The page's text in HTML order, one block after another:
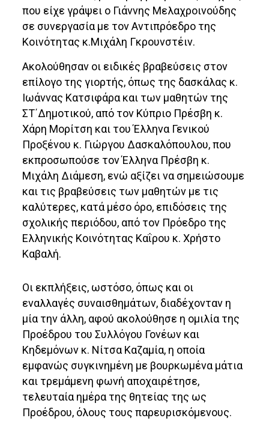
που είχε γράψει ο Γιάννης Μελαχροινούδης
σε συνεργασία με τον Αντιπρόεδρο της
Κοινότητας κ.Μιχάλη Γκρουνστέιν.
Ακολούθησαν οι ειδικές βραβεύσεις στον
επίλογο της γιορτής, όπως της δασκάλας κ.
Ιωάννας Κατσιφάρα και των μαθητών της
ΣΤ΄Δημοτικού, από τον Κύπριο Πρέσβη κ.
Χάρη Μορίτση και του Έλληνα Γενικού
Προξένου κ. Γιώργου Δασκαλόπουλου, που
εκπροσωπούσε τον Έλληνα Πρέσβη κ.
Μιχάλη Διάμεση, ενώ αξίζει να σημειώσουμε
και τις βραβεύσεις των μαθητών με τις
καλύτερες, κατά μέσο όρο, επιδόσεις της
σχολικής περιόδου, από τον Πρόεδρο της
Ελληνικής Κοινότητας Καΐρου κ. Χρήστο
Καβαλή.
Οι εκπλήξεις, ωστόσο, όπως και οι
εναλλαγές συναισθημάτων, διαδέχονταν η
μία την άλλη, αφού ακολούθησε η ομιλία της
Προέδρου του Συλλόγου Γονέων και
Κηδεμόνων κ. Νίτσα Καζαμία, η οποία
εμφανώς συγκινημένη με βουρκωμένα μάτια
και τρεμάμενη φωνή αποχαιρέτησε,
τελευταία ημέρα της θητείας της ως
Προέδρου, όλους τους παρευρισκόμενους.